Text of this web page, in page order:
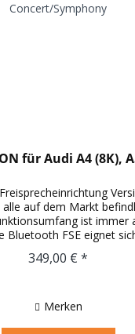
für Audi A4 (8K),
alle auf dem Markt
ist immer
Bluetooth FSE eignet
349,00 € *
Merken